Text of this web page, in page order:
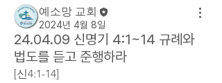
예소망 교회
2024년 4월 8일
24.04.09 신명기 4:1~14 규례와
법도를 듣고 준행하라
[신4:1-14]